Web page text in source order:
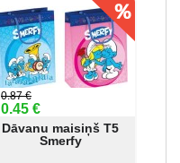
0.87 €
0.45 €
Dāvanu maisiņš T5
Smerfy